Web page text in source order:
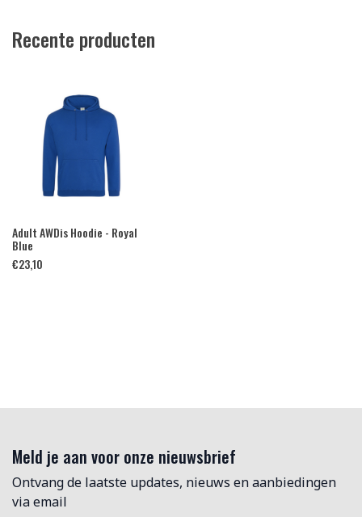
Recente producten
Adult AWDis Hoodie - Royal
Blue
€23,10
Meld je aan voor onze nieuwsbrief
Ontvang de laatste updates, nieuws en aanbiedingen
via email